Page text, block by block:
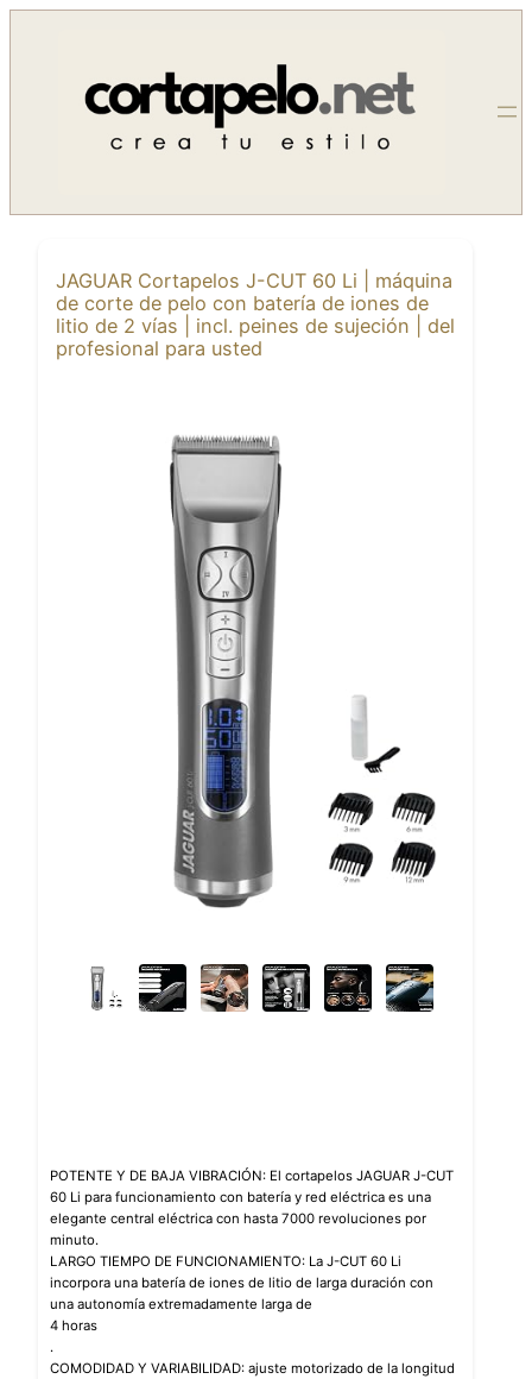
contenido
JAGUAR Cortapelos J-CUT 60 Li | máquina
de corte de pelo con batería de iones de
litio de 2 vías | incl. peines de sujeción | del
profesional para usted
POTENTE Y DE BAJA VIBRACIÓN: El cortapelos JAGUAR J-CUT
60 Li para funcionamiento con batería y red eléctrica es una
elegante central eléctrica con hasta 7000 revoluciones por
minuto.
LARGO TIEMPO DE FUNCIONAMIENTO: La J-CUT 60 Li
incorpora una batería de iones de litio de larga duración con
una autonomía extremadamente larga de
4 horas
.
COMODIDAD Y VARIABILIDAD: ajuste motorizado de la longitud